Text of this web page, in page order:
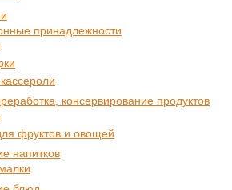
принадлежности
консервирование продуктов
фруктов и овощей
напитков